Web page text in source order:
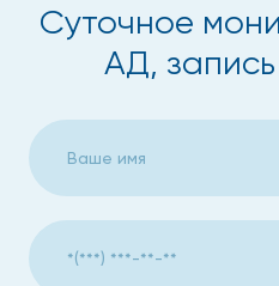
При проведении суточного
врачи могут получать
Максимуме и минимуме
ведет привычную жизнь в
Среднем значении
периоды, что очень
наличия/отсутствия
Суточное
АД,